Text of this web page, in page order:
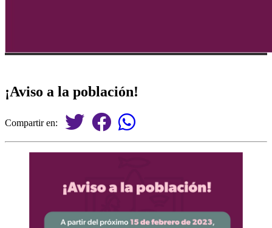
¡Aviso a la población!
Compartir en: